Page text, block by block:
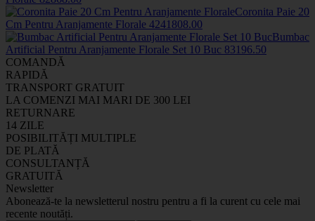
Coronita Paie 20
Cm Pentru Aranjamente Florale 4241808.00
Bumbac
Artificial Pentru Aranjamente Florale Set 10 Buc 83196.50
COMANDĂ
RAPIDĂ
TRANSPORT GRATUIT
LA COMENZI MAI MARI DE 300 LEI
RETURNARE
14 ZILE
POSIBILITĂȚI MULTIPLE
DE PLATĂ
CONSULTANȚĂ
GRATUITĂ
Newsletter
Abonează-te la newsletterul nostru pentru a fi la curent cu cele mai
recente noutăți.